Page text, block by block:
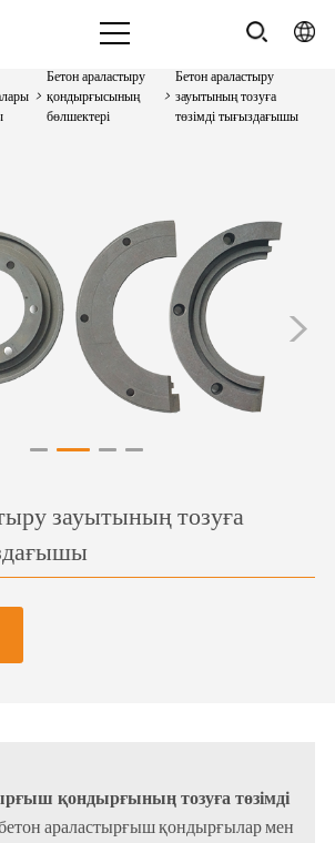
>
Бетон араластыру
қондырғысының
бөлшектері
>
Бетон араластыру
зауытының тозуға
төзімді тығыздағышы
>
зауытының тозуға
қондырғының тозуға төзімді
араластырғыш қондырғылар мен